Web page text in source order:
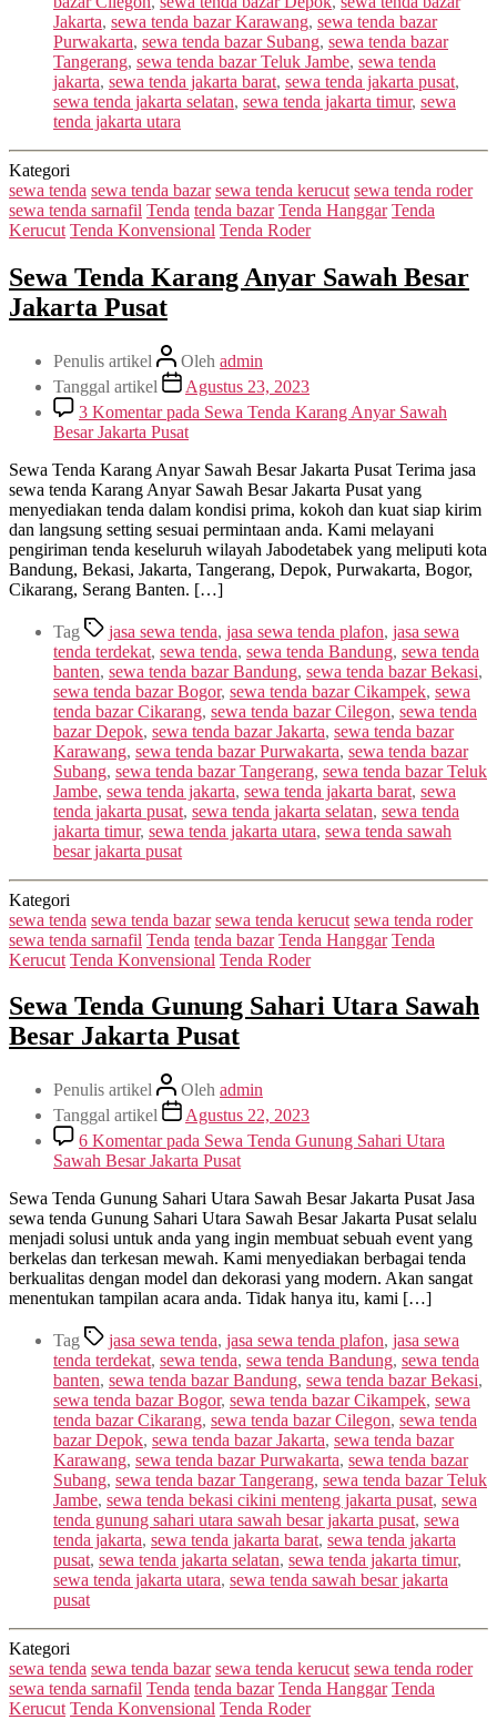
Jakarta, sewa tenda bazar Karawang, sewa tenda bazar
Purwakarta, sewa tenda bazar Subang, sewa tenda bazar
Tangerang, sewa tenda bazar Teluk Jambe, sewa tenda
jakarta, sewa tenda jakarta barat, sewa tenda jakarta pusat,
sewa tenda jakarta selatan, sewa tenda jakarta timur, sewa
tenda jakarta utara
Kategori
sewa tenda sewa tenda bazar sewa tenda kerucut sewa tenda roder
sewa tenda sarnafil Tenda tenda bazar Tenda Hanggar Tenda
Kerucut Tenda Konvensional Tenda Roder
Sewa Tenda Karang Anyar Sawah Besar
Jakarta Pusat
Penulis artikel Oleh admin
Tanggal artikel
Agustus 23, 2023
3 Komentarpada Sewa Tenda Karang Anyar Sawah
Besar Jakarta Pusat
Sewa Tenda Karang Anyar Sawah Besar Jakarta Pusat Terima jasa
sewa tenda Karang Anyar Sawah Besar Jakarta Pusat yang
menyediakan tenda dalam kondisi prima, kokoh dan kuat siap kirim
dan langsung setting sesuai permintaan anda. Kami melayani
pengiriman tenda keseluruh wilayah Jabodetabek yang meliputi kota
Bandung, Bekasi, Jakarta, Tangerang, Depok, Purwakarta, Bogor,
Cikarang, Serang Banten. […]
Tag jasa sewa tenda, jasa sewa tenda plafon, jasa sewa
tenda terdekat, sewa tenda, sewa tenda Bandung, sewa tenda
banten, sewa tenda bazar Bandung, sewa tenda bazar Bekasi,
sewa tenda bazar Bogor, sewa tenda bazar Cikampek, sewa
tenda bazar Cikarang, sewa tenda bazar Cilegon, sewa tenda
bazar Depok, sewa tenda bazar Jakarta, sewa tenda bazar
Karawang, sewa tenda bazar Purwakarta, sewa tenda bazar
Subang, sewa tenda bazar Tangerang, sewa tenda bazar Teluk
Jambe, sewa tenda jakarta, sewa tenda jakarta barat, sewa
tenda jakarta pusat, sewa tenda jakarta selatan, sewa tenda
jakarta timur, sewa tenda jakarta utara, sewa tenda sawah
besar jakarta pusat
Kategori
sewa tenda sewa tenda bazar sewa tenda kerucut sewa tenda roder
sewa tenda sarnafil Tenda tenda bazar Tenda Hanggar Tenda
Kerucut Tenda Konvensional Tenda Roder
Sewa Tenda Gunung Sahari Utara Sawah
Besar Jakarta Pusat
Penulis artikel Oleh admin
Tanggal artikel
Agustus 22, 2023
6 Komentarpada Sewa Tenda Gunung Sahari Utara
Sawah Besar Jakarta Pusat
Sewa Tenda Gunung Sahari Utara Sawah Besar Jakarta Pusat Jasa
sewa tenda Gunung Sahari Utara Sawah Besar Jakarta Pusat selalu
menjadi solusi untuk anda yang ingin membuat sebuah event yang
berkelas dan terkesan mewah. Kami menyediakan berbagai tenda
berkualitas dengan model dan dekorasi yang modern. Akan sangat
menentukan tampilan acara anda. Tidak hanya itu, kami […]
Tag jasa sewa tenda, jasa sewa tenda plafon, jasa sewa
tenda terdekat, sewa tenda, sewa tenda Bandung, sewa tenda
banten, sewa tenda bazar Bandung, sewa tenda bazar Bekasi,
sewa tenda bazar Bogor, sewa tenda bazar Cikampek, sewa
tenda bazar Cikarang, sewa tenda bazar Cilegon, sewa tenda
bazar Depok, sewa tenda bazar Jakarta, sewa tenda bazar
Karawang, sewa tenda bazar Purwakarta, sewa tenda bazar
Subang, sewa tenda bazar Tangerang, sewa tenda bazar Teluk
Jambe, sewa tenda bekasi cikini menteng jakarta pusat, sewa
tenda gunung sahari utara sawah besar jakarta pusat, sewa
tenda jakarta, sewa tenda jakarta barat, sewa tenda jakarta
pusat, sewa tenda jakarta selatan, sewa tenda jakarta timur,
sewa tenda jakarta utara, sewa tenda sawah besar jakarta
pusat
Kategori
sewa tenda sewa tenda bazar sewa tenda kerucut sewa tenda roder
sewa tenda sarnafil Tenda tenda bazar Tenda Hanggar Tenda
Kerucut Tenda Konvensional Tenda Roder